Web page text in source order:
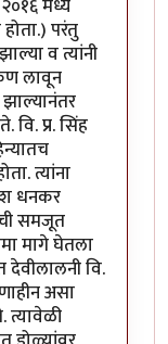
मध्ये
परंतु
व त्यांनी
लावून
वि. प्र. सिंह
त्यांना
धनकर
समजूत
मागे घेतला
देवीलालनी वि.
असा